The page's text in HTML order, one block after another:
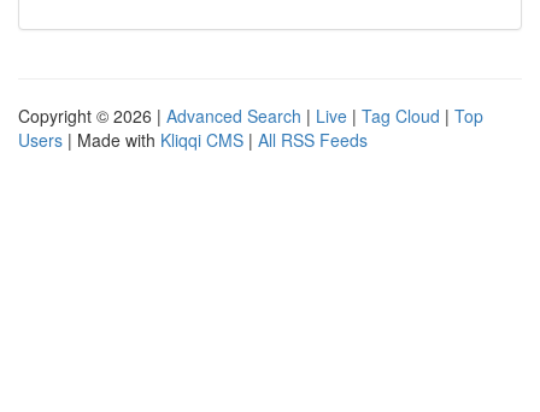
Copyright © 2026 | Advanced Search | Live | Tag Cloud | Top
Users | Made with Kliqqi CMS | All RSS Feeds